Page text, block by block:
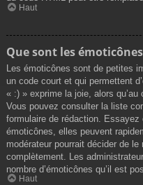
Haut
Que sont les
Les émoticônes sont de petites
un code court et qui permettent
« :) » exprime la joie, alors
Vous pouvez consulter la liste
formulaire de rédaction.
émoticônes, elles peuvent
modérateur pourrait décider de
complètement. Les
nombre d’émoticônes qu’il est
Haut